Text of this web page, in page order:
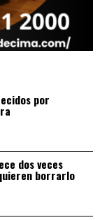
por
dos veces
borrarlo